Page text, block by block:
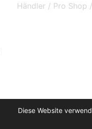
Händler / Pro Shop
Diese Website